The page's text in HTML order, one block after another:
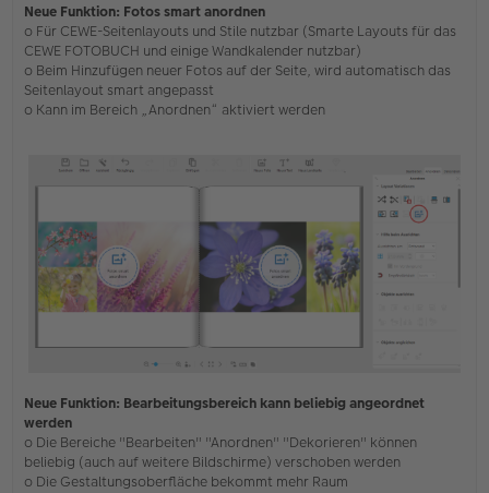
Neue Funktion: Fotos smart anordnen
o Für CEWE-Seitenlayouts und Stile nutzbar (Smarte Layouts für das
CEWE FOTOBUCH und einige Wandkalender nutzbar)
o Beim Hinzufügen neuer Fotos auf der Seite, wird automatisch das
Seitenlayout smart angepasst
o Kann im Bereich „Anordnen“ aktiviert werden
Neue Funktion: Bearbeitungsbereich kann beliebig angeordnet
werden
o Die Bereiche "Bearbeiten" "Anordnen" "Dekorieren" können
beliebig (auch auf weitere Bildschirme) verschoben werden
o Die Gestaltungsoberfläche bekommt mehr Raum